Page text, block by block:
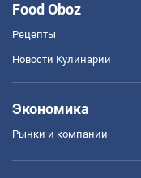
Food Oboz
Рецепты
Новости Кулинарии
Экономика
Рынки и компании